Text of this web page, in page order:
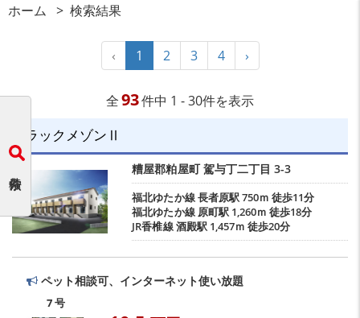
ホーム 検索結果
‹ 1 2 3 4 ›
全93件中 1 - 30件を表示
ラックメゾンⅡ
糟屋郡粕屋町 駕与丁二丁目 3-3
福北ゆたか線長者原駅750ｍ 徒歩11分
福北ゆたか線 原町駅1,260ｍ 徒歩18分
JR香椎線酒殿駅1,457ｍ 徒歩20分
ペット相談可、インターネット使い放題
7 号